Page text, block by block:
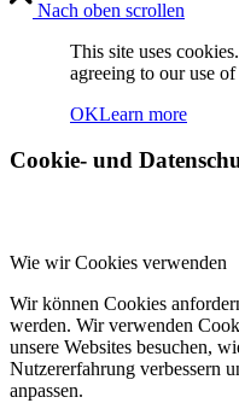
Nach oben scrollen
This site uses
agreeing to our use
OKLearn more
Cookie- und
Wie wir Cookies verwenden
Wir können Cookies
werden. Wir verwenden
unsere Websites besuchen,
Nutzererfahrung verbessern
anpassen.